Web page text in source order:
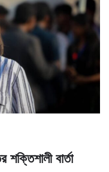
শক্তিশালী বার্তা